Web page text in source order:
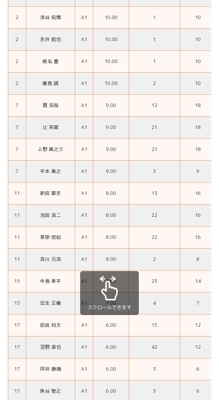
2 深谷 知博 A1 10.00 1 10
2 永井 彪也 A1 10.00 1 10
2 椎名 豊 A1 10.00 1 10
2 毒島 誠 A1 10.00 2 10
7 関 浩哉 A1 9.00 12 18
7 辻 栄蔵 A1 9.00 21 18
7 上野 真之介 A1 9.00 21 18
7 平本 真之 A1 9.00 3 9
11 新田 雄史 A1 8.00 13 16
11 池田 浩二 A1 8.00 22 16
11 茅原 悠紀 A1 8.00 22 16
11 吉川 元浩 A1 8.00 2 8
15 中島 孝平 A1 7.00 23 14
15 瓜生 正義 A1 7.00 4 7
17 前田 将太 A1 6.00 15 12
17 羽野 直也 A1 6.00 42 12
17 坪井 康晴 A1 6.00 3 6
17 魚谷 智之 A1 6.00 3 6
スクロールできます